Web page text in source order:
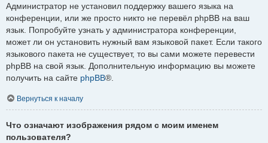
Администратор не установил поддержку вашего языка на
конференции, или же просто никто не перевёл phpBB на ваш
язык. Попробуйте узнать у администратора конференции,
может ли он установить нужный вам языковой пакет. Если такого
языкового пакета не существует, то вы сами можете перевести
phpBB на свой язык. Дополнительную информацию вы можете
получить на сайте phpBB®.
Вернуться к началу
Что означают изображения рядом с моим именем
пользователя?